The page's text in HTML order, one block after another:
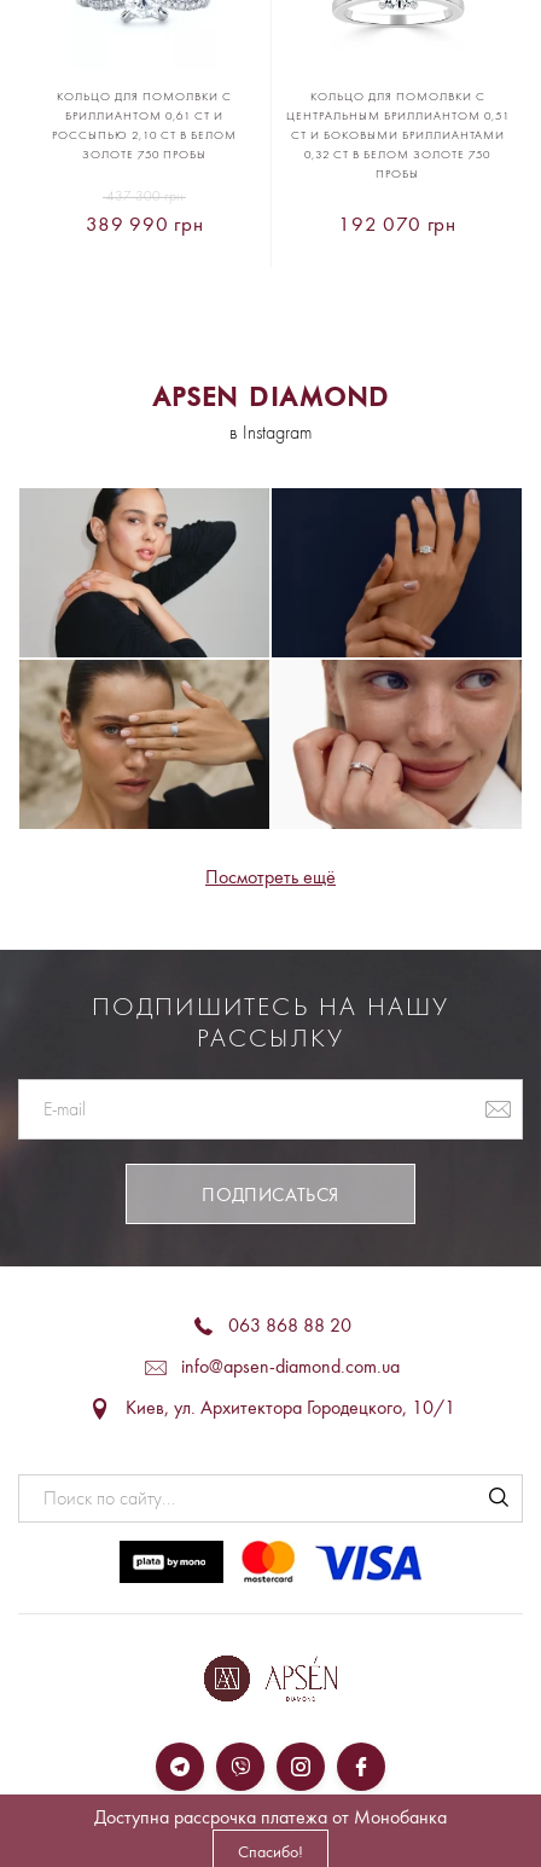
КОЛЬЦО ДЛЯ ПОМОЛВКИ С
БРИЛЛИАНТОМ 0,61 CT И
РОССЫПЬЮ 2,10 CT В БЕЛОМ
ЗОЛОТЕ 750 ПРОБЫ
389 990 грн
437 300 грн
КОЛЬЦО ДЛЯ ПОМОЛВКИ С
ЦЕНТРАЛЬНЫМ БРИЛЛИАНТОМ 0,51
CT И БОКОВЫМИ БРИЛЛИАНТАМИ
0,32 CT В БЕЛОМ ЗОЛОТЕ 750
ПРОБЫ
192 070 грн
APSEN DIAMOND
в Instagram
Посмотреть ещё
ПОДПИШИТЕСЬ НА НАШУ
РАССЫЛКУ
ПОДПИСАТЬСЯ
063 868 88 20
info@apsen-diamond.com.ua
Киев, ул. Архитектора Городецкого, 10/1
Доступна рассрочка платежа от Монобанка
Спасибо!